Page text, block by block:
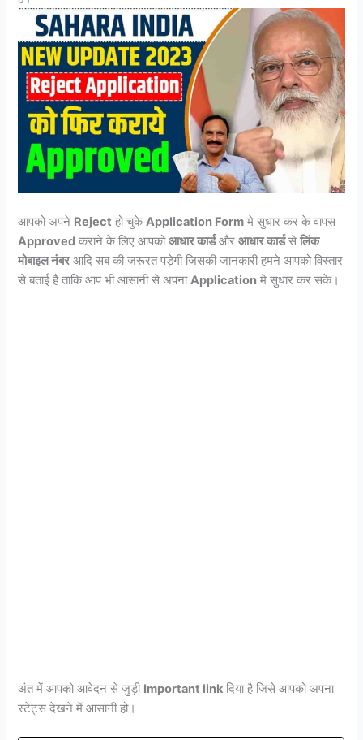
आपको अपने Reject हो चुके Application Form मे सुधार कर के वापस
Approved कराने के लिए आपकोआधार कार्डऔरआधार कार्डसेलिंक
मोबाइल नंबरआदि सब की जरूरत पड़ेगी जिसकी जानकारी हमने आपको विस्तार
से बताई हैं ताकि आप भी आसानी से अपना Application मे सुधार कर सके।
अंत में आपको आवेदन से जुड़ी Important link दिया है जिसे आपको अपना
स्टेट्स देखने में आसानी हो।